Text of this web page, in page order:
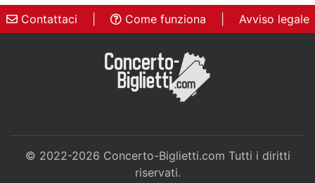
Contattaci Come funziona Avviso legale
© 2022-2026 Concerto-Biglietti.com Tutti i diritti
riservati.